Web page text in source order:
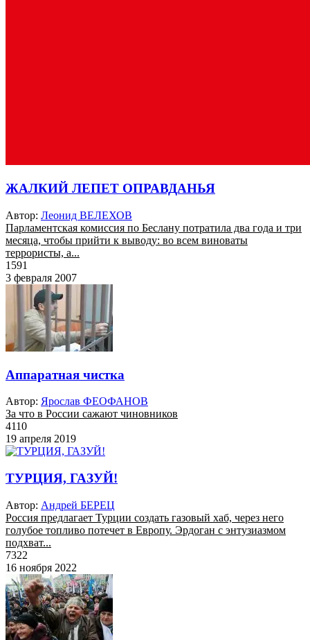
ЖАЛКИЙ ЛЕПЕТ ОПРАВДАНЬЯ
Автор: Леонид ВЕЛЕХОВ
Парламентская комиссия по Беслану потратила два года и три
месяца, чтобы прийти к выводу: во всем виноваты
террористы, а...
1591
3 февраля 2007
Аппаратная чистка
Автор: Ярослав ФЕОФАНОВ
За что в России сажают чиновников
4110
19 апреля 2019
ТУРЦИЯ, ГАЗУЙ!
Автор: Андрей БЕРЕЦ
Россия предлагает Турции создать газовый хаб, через него
голубое топливо потечет в Европу. Эрдоган с энтузиазмом
подхват...
7322
16 ноября 2022